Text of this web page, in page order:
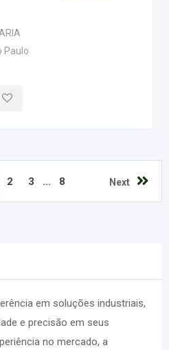
Paulo
2 3 ... 8 Next
em soluções industriais,
e precisão em seus
no mercado, a